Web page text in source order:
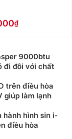
9000btu
đi đôi với chất
trên điều hòa
giúp làm lạnh
hành hình sin i-
điều hòa